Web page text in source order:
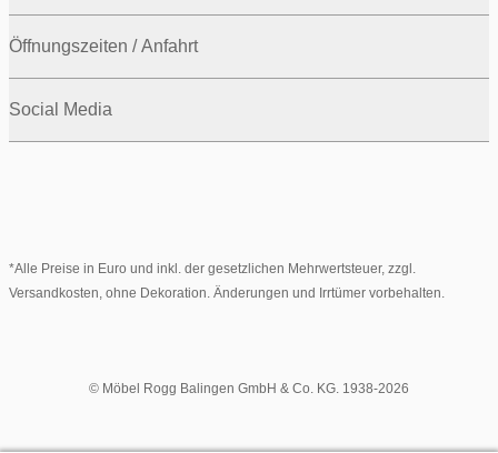
Öffnungszeiten / Anfahrt
Social Media
*Alle Preise in Euro und inkl. der gesetzlichen Mehrwertsteuer, zzgl.
Versandkosten, ohne Dekoration. Änderungen und Irrtümer vorbehalten.
© Möbel Rogg Balingen GmbH & Co. KG. 1938-2026